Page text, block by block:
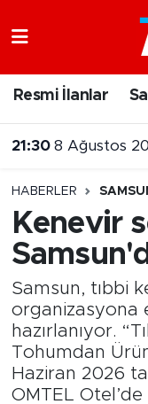
Resmi İlanlar
21:30 8 Ağustos 2026
21:00 Samsunspor
HABERLER
Kenevir
Samsun, tıbbi
organizasyona
hazırlanıyor.
Tohumdan
Haziran 2026
OMTEL
Samsun
Süper Lig
Tüm
Son Dakika
Haber Arşivi